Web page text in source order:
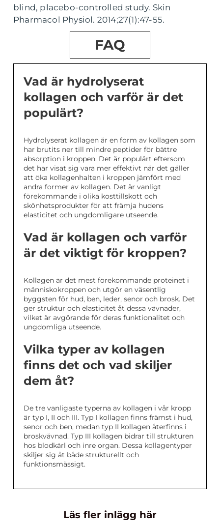
blind, placebo-controlled study. Skin
Pharmacol Physiol. 2014;27(1):47-55.
FAQ
Vad är hydrolyserat
kollagen och varför är det
populärt?
Hydrolyserat kollagen är en form av kollagen som
har brutits ner till mindre peptider för bättre
absorption i kroppen. Det är populärt eftersom
det har visat sig vara mer effektivt när det gäller
att öka kollagenhalten i kroppen jämfört med
andra former av kollagen. Det är vanligt
förekommande i olika kosttillskott och
skönhetsprodukter för att främja hudens
elasticitet och ungdomligare utseende.
Vad är kollagen och varför
är det viktigt för kroppen?
Kollagen är det mest förekommande proteinet i
människokroppen och utgör en väsentlig
byggsten för hud, ben, leder, senor och brosk. Det
ger struktur och elasticitet åt dessa vävnader,
vilket är avgörande för deras funktionalitet och
ungdomliga utseende.
Vilka typer av kollagen
finns det och vad skiljer
dem åt?
De tre vanligaste typerna av kollagen i vår kropp
är typ I, II och III. Typ I kollagen finns främst i hud,
senor och ben, medan typ II kollagen återfinns i
broskvävnad. Typ III kollagen bidrar till strukturen
hos blodkärl och inre organ. Dessa kollagentyper
skiljer sig åt både strukturellt och
funktionsmässigt.
Läs fler inlägg här